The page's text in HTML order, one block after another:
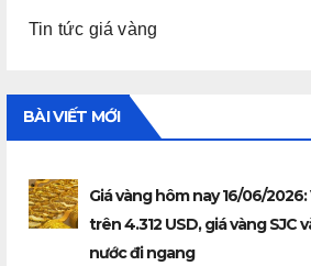
Tin tức giá vàng
BÀI VIẾT MỚI
Giá vàng hôm nay 16/06/
trên 4.312 USD, giá vàng SJC
nước đi ngang